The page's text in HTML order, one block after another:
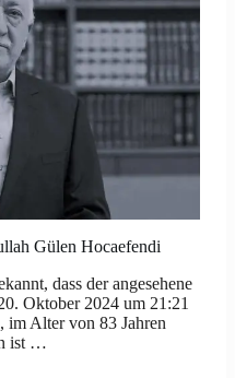
Gülen Hocaefendi
dass der angesehene
Oktober 2024 um 21:21
Alter von 83 Jahren
ist …